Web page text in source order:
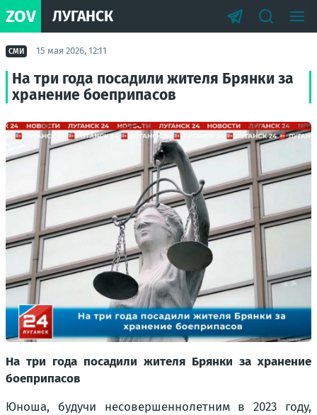
ZOV ЛУГАНСК
СМИ 15 мая 2026, 12:11
На три года посадили жителя Брянки за
хранение боеприпасов
На три года посадили жителя Брянки за хранение
боеприпасов
Юноша, будучи несовершеннолетним в 2023 году,